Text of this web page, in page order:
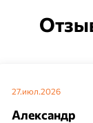
27.июл.2026
Александр